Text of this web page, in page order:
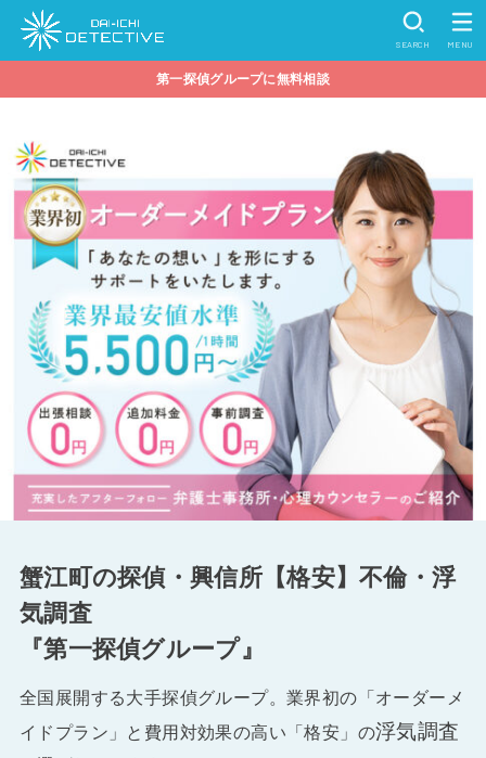
SEARCH MENU
第一探偵グループに無料相談
蟹江町の探偵・興信所【格安】不倫・浮
気調査
『第一探偵グループ』
全国展開する大手探偵グループ。業界初の「オーダーメ
イドプラン」と費用対効果の高い「格安」の浮気調査